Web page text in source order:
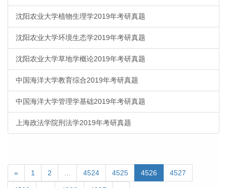
沈阳农业大学植物生理学2019年考研真题
沈阳农业大学环境生态学2019年考研真题
沈阳农业大学草地学概论2019年考研真题
中国海洋大学教育综合2019年考研真题
中国海洋大学管理学基础2019年考研真题
上海政法学院刑法学2019年考研真题
« Previous
1 2 ... 4524 4525 4526 (current)
4527